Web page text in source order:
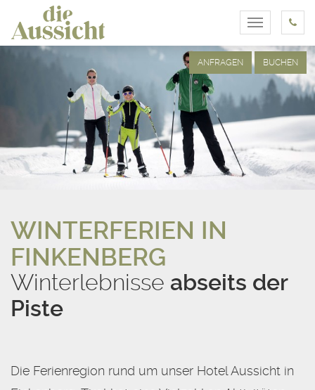
ANFRAGEN BUCHEN
WINTERFERIEN IN
FINKENBERG
Winterlebnisse abseits der
Piste
Die Ferienregion rund um unser Hotel Aussicht in
Toggle
navigation